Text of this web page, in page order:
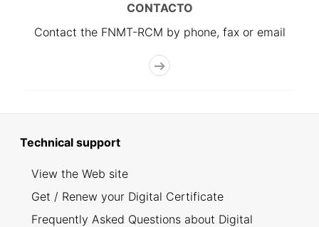
CONTACTO
Contact the FNMT-RCM by phone, fax or email
Technical support
View the Web site
Get / Renew your Digital Certificate
Frequently Asked Questions about Digital